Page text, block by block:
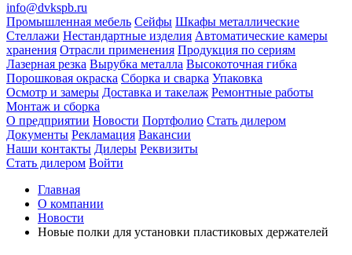
info@dvkspb.ru
Промышленная мебель Сейфы Шкафы металлические
Стеллажи Нестандартные изделия Автоматические камеры
хранения Отрасли применения Продукция по сериям
Лазерная резка Вырубка металла Высокоточная гибка
Порошковая окраска Сборка и сварка Упаковка
Осмотр и замеры Доставка и такелаж Ремонтные работы
Монтаж и сборка
О предприятии Новости Портфолио Стать дилером
Документы Рекламация Вакансии
Наши контакты Дилеры Реквизиты
Стать дилером Войти
Главная
О компании
Новости
Новые полки для установки пластиковых держателей